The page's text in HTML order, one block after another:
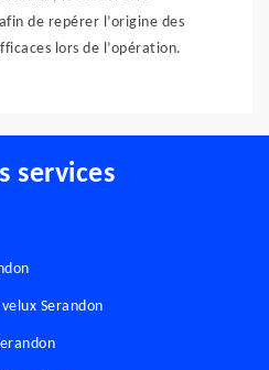
de repérer l’origine des
lors de l’opération.
services
Serandon